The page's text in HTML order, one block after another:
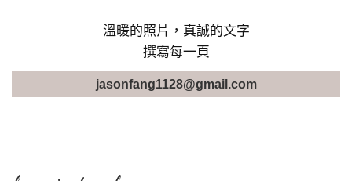
溫暖的照片，真誠的文字
撰寫每一頁
jasonfang1128@gmail.com